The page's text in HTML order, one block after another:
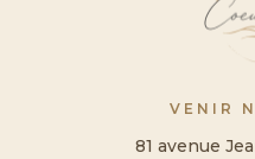
VENIR
81 avenue